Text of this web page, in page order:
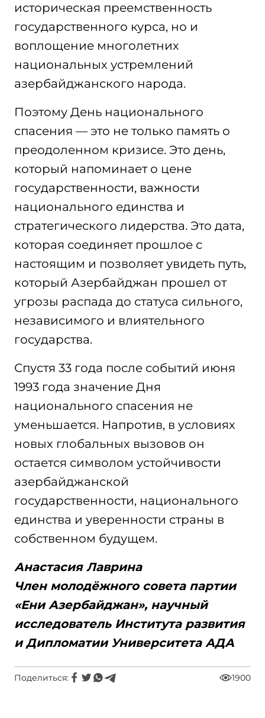
историческая преемственность
государственного курса, но и
воплощение многолетних
национальных устремлений
азербайджанского народа.
Поэтому День национального
спасения — это не только память о
преодоленном кризисе. Это день,
который напоминает о цене
государственности, важности
национального единства и
стратегического лидерства. Это дата,
которая соединяет прошлое с
настоящим и позволяет увидеть путь,
который Азербайджан прошел от
угрозы распада до статуса сильного,
независимого и влиятельного
государства.
Спустя 33 года после событий июня
1993 года значение Дня
национального спасения не
уменьшается. Напротив, в условиях
новых глобальных вызовов он
остается символом устойчивости
азербайджанской
государственности, национального
единства и уверенности страны в
собственном будущем.
Анастасия Лаврина
Член молодёжного совета партии
«Ени Азербайджан», научный
исследователь Института развития
и Дипломатии Университета АДА
Поделиться: 1900